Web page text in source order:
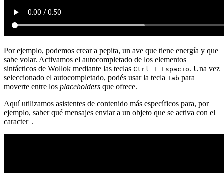
Por ejemplo, podemos crear a pepita, un ave que tiene energía y que
sabe volar. Activamos el autocompletado de los elementos
sintácticos de Wollok mediante las teclas Ctrl + Espacio. Una vez
seleccionado el autocompletado, podés usar la tecla Tab para
moverte entre los placeholders que ofrece.
Aquí utilizamos asistentes de contenido más específicos para, por
ejemplo, saber qué mensajes enviar a un objeto que se activa con el
caracter .